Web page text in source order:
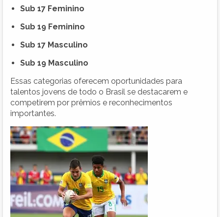
Sub 17 Feminino
Sub 19 Feminino
Sub 17 Masculino
Sub 19 Masculino
Essas categorias oferecem oportunidades para
talentos jovens de todo o Brasil se destacarem e
competirem por prêmios e reconhecimentos
importantes.